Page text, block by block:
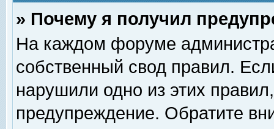
» Почему я получил
На каждом форуме
собственный свод правил.
нарушили одно из этих
предупреждение. Обратите